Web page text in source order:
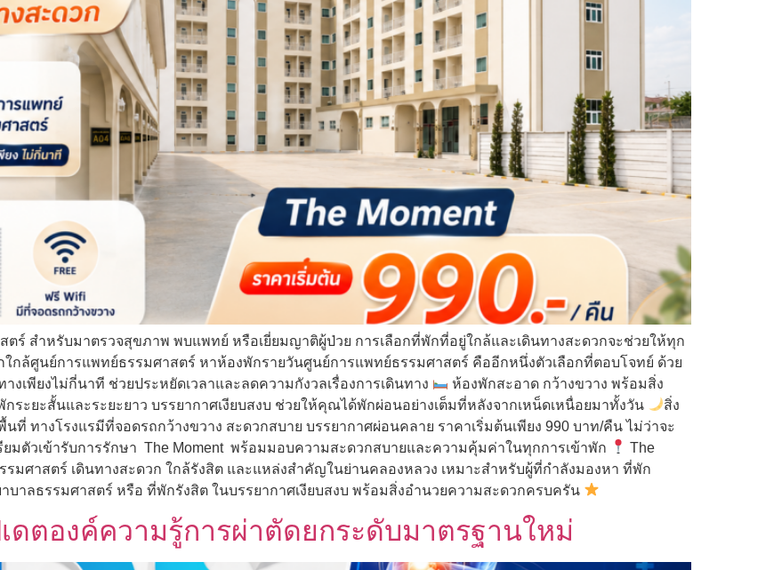
สำหรับมาตรวจสุขภาพ พบแพทย์ หรือเยี่ยมญาติผู้ป่วย การเลือกที่พักที่อยู่ใกล้และเดินทางสะดวกจะช่วยให้ทุก
ใกล้ศูนย์การแพทย์ธรรมศาสตร์ หาห้องพักรายวันศูนย์การแพทย์ธรรมศาสตร์ คืออีกหนึ่งตัวเลือกที่ตอบโจทย์ ด้วย
งเพียงไม่กี่นาที ช่วยประหยัดเวลาและลดความกังวลเรื่องการเดินทาง
ห้องพักสะอาด กว้างขวาง พร้อมสิ่ง
ระยะสั้นและระยะยาว บรรยากาศเงียบสงบ ช่วยให้คุณได้พักผ่อนอย่างเต็มที่หลังจากเหน็ดเหนื่อยมาทั้งวัน
สิ่ง
ทางโรงแรมีที่จอดรถกว้างขวาง สะดวกสบาย บรรยากาศผ่อนคลาย ราคาเริ่มต้นเพียง 990 บาท/คืน ไม่ว่าจะ
มตัวเข้ารับการรักษา The Moment พร้อมมอบความสะดวกสบายและความคุ้มค่าในทุกการเข้าพัก
The
มศาสตร์ เดินทางสะดวก ใกล้รังสิต และแหล่งสำคัญในย่านคลองหลวง เหมาะสำหรับผู้ที่กำลังมองหา ที่พัก
าลธรรมศาสตร์ หรือ ที่พักรังสิต ในบรรยากาศเงียบสงบ พร้อมสิ่งอำนวยความสะดวกครบครัน
ดตองค์ความรู้การผ่าตัดยกระดับมาตรฐานใหม่